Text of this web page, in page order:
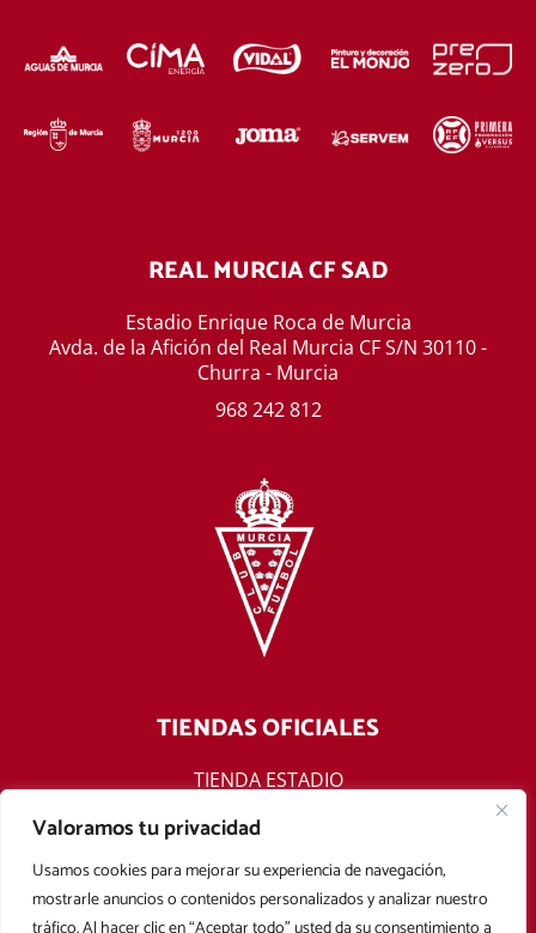
Valoramos tu privacidad
Usamos cookies para mejorar su experiencia de navegación,
mostrarle anuncios o contenidos personalizados y analizar nuestro
REAL MURCIA CF SAD
Estadio Enrique Roca de Murcia
Avda. de la Afición del Real Murcia CF S/N 30110 -
Churra - Murcia
968 242 812
TIENDAS OFICIALES
TIENDA ESTADIO
TIENDA ONLINE
F
a
c
T
w
i
Y
o
u
I
n
s